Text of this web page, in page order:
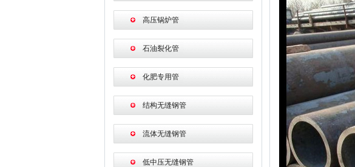
高压锅炉管
石油裂化管
化肥专用管
结构无缝钢管
流体无缝钢管
低中压无缝钢管